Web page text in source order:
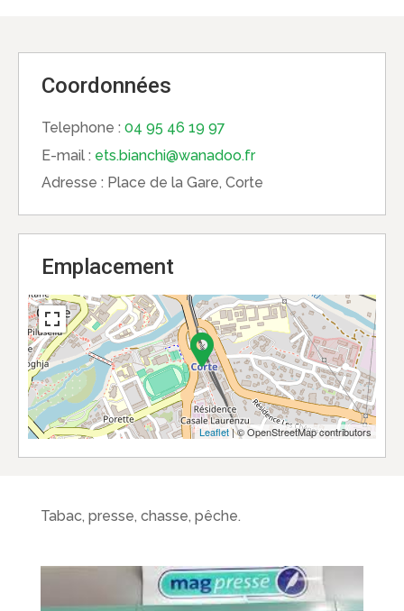
Coordonnées
Telephone : 04 95 46 19 97
E-mail : ets.bianchi@wanadoo.fr
Adresse : Place de la Gare, Corte
Emplacement
Leaflet| © OpenStreetMap contributors
Tabac, presse, chasse, pêche.